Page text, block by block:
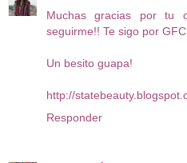
Muchas gracias por tu
seguirme!! Te sigo por
Un besito guapa!
http://
Responder